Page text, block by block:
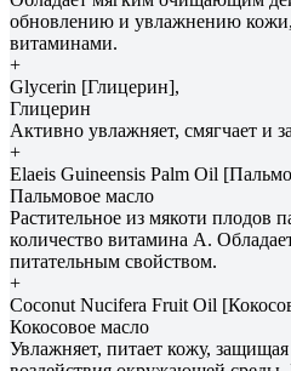
обновлению и увлажнению
витаминами.
+
Glycerin [Глицерин],
Глицерин
Активно увлажняет, смягчает и
+
Elaeis Guineensis Palm Oil
Пальмовое масло
Растительное из мякоти плодов
количество витамина А.
питательным свойством.
+
Coconut Nucifera Fruit Oil
Кокосовое масло
Увлажняет, питает кожу, защищая